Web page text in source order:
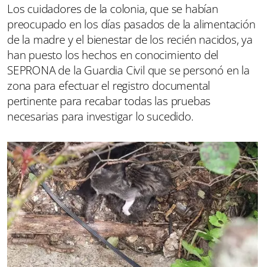
Los cuidadores de la colonia, que se habían
preocupado en los días pasados de la alimentación
de la madre y el bienestar de los recién nacidos, ya
han puesto los hechos en conocimiento del
SEPRONA de la Guardia Civil que se personó en la
zona para efectuar el registro documental
pertinente para recabar todas las pruebas
necesarias para investigar lo sucedido.